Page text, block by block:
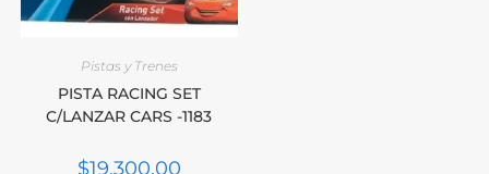
Pistas y Trenes
PISTA RACING SET
C/LANZAR CARS -1183
$19,300.00